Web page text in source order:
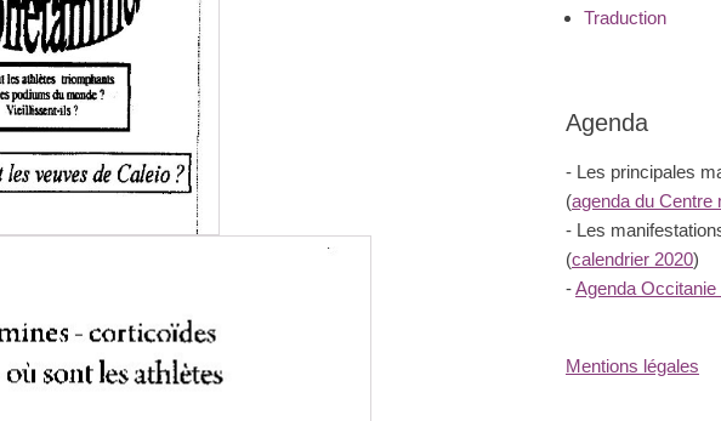
Traduction
Agenda
- Les principales
(agenda du Centre
- Les
(calendrier 2020)
-Agenda
Mentions légales